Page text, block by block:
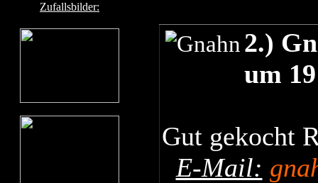
Zufallsbilder:
2.)
um
Gut gekocht
E-Mail: